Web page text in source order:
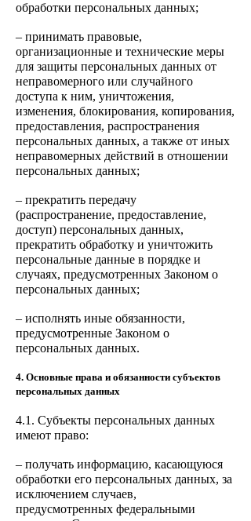
обработки персональных данных;
– принимать правовые,
организационные и технические меры
для защиты персональных данных от
неправомерного или случайного
доступа к ним, уничтожения,
изменения, блокирования, копирования,
предоставления, распространения
персональных данных, а также от иных
неправомерных действий в отношении
персональных данных;
– прекратить передачу
(распространение, предоставление,
доступ) персональных данных,
прекратить обработку и уничтожить
персональные данные в порядке и
случаях, предусмотренных Законом о
персональных данных;
– исполнять иные обязанности,
предусмотренные Законом о
персональных данных.
4. Основные права и обязанности субъектов
персональных данных
4.1. Субъекты персональных данных
имеют право:
– получать информацию, касающуюся
обработки его персональных данных, за
исключением случаев,
предусмотренных федеральными